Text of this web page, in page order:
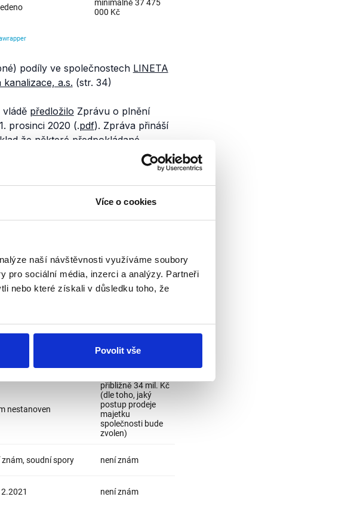
Více o cookies
naší návštěvnosti využíváme soubory
pro sociální média, inzerci a analýzy. Partneři
nebo které získali v důsledku toho, že
Povolit vše
podíly ve společnostech LINETA
a.s. (str. 34)
vládě předložilo Zprávu o plnění
prosinci 2020 (.pdf). Zpráva přináší
že některé předpokládané
ČSAD ÚAN PRAHA FLORENC,
k privatizaci, a to ČSAD Hradec